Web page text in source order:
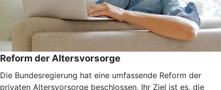
Reform der Altersvorsorge
Die Bundesregierung hat eine umfassende Reform der
privaten Altersvorsorge beschlossen. Ihr Ziel ist es, die